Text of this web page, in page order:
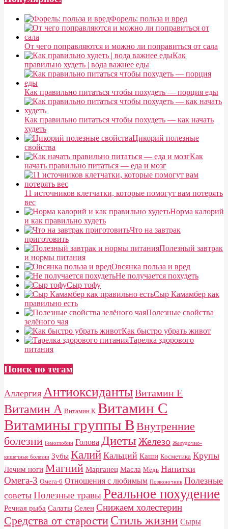
Форель: польза и вред
От чего поправляются и можно ли поправиться от сала
Как
правильно худеть | вода важнее еды
Как правильно питаться чтобы похудеть — порция еды
Как правильно питаться чтобы похудеть — как начать
худеть
Цикорий полезные
свойства
Как
начать правильно питаться — еда и мозг
11 источников клетчатки, которые помогут вам потерять
вес
Норма калорий
и как правильно худеть
Что на завтрак
приготовить
Полезный завтрак
и нормы питания
Овсянка польза и вред
Не получается похудеть
Сыр тофу
Сыр Камамбер как
правильно есть
Полезные свойства
зелёного чая
Как быстро убрать живот
Тарелка здорового
питания
Поиск по тегам
Аллергия АнтиоксидантыВитамин E
Витамин А Витамин К Витамин С
Витамины группы B Внутренние
болезни Гемоглобин Голова ДиетыЖелезо Желудочно-
кишечные болезни Зубы Калий Кальций Каши Косметика Крупы
Лечим ноги Магний Марганец Масла Медь Напитки
Омега-3 Омега-6 Отношения с любимым Позвоночник Полезные
советы Полезные травыРеальное похудение
Речная рыба Салаты Селен Снижаем холестерин
Средства от старости Стиль жизни Сыры